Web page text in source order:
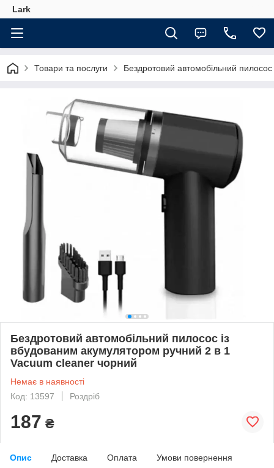
Lark
Товари та послуги Бездротовий автомобільний
Бездротовий автомобільний пилосос із
вбудованим акумулятором ручний 2 в 1
Vacuum cleaner чорний
Немає в наявності
Код: 13597
Роздріб
187 ₴
Опис Доставка Оплата Умови повернення